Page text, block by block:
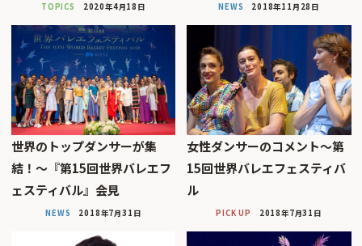
TOPICS 2020年4月18日 NEWS 2018年11月28日
世界のトップダンサーが集
結！〜『第15回世界バレエフ
ェスティバル』会見
NEWS 2018年7月31日
女性ダンサーのコメント〜第
15回世界バレエフェスティバ
ル
PICK UP 2018年7月31日